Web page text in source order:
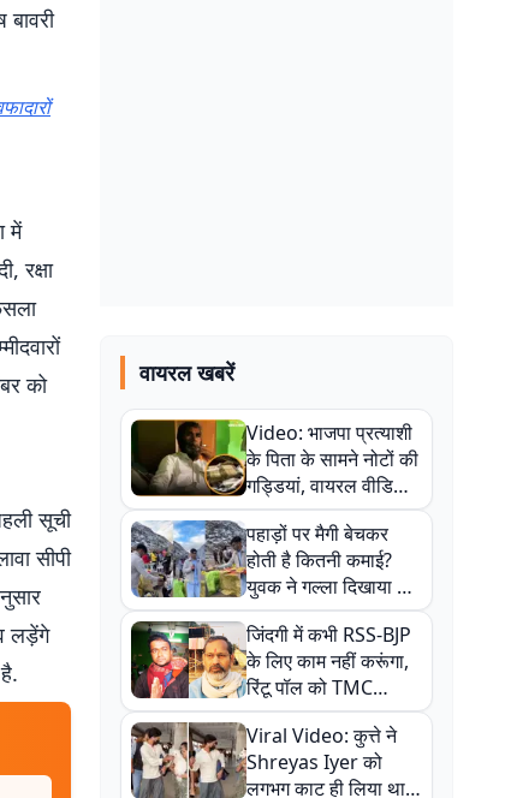
में
रक्षा
को
सूची
सीपी
लड़ेंगे
वायरल खबरें
Video: भाजपा प्रत्याशी
के पिता के सामने नोटों की
गड्डियां, वायरल वीडियो
से राजनीति में उबाल,
अजित महतो बोले- TMC
की गंदी चाल
पहाड़ों पर मैगी बेचकर
होती है कितनी कमाई?
युवक ने गल्ला दिखाया तो
नौकरी वालों के खड़े हो गए
कान
जिंदगी में कभी RSS-BJP
के लिए काम नहीं करूंगा,
रिंटू पॉल को TMC
ऑफिस में ले जाकर पीटा,
Video वायरल
Viral Video: कुत्ते ने
Shreyas Iyer को
लगभग काट ही लिया था,